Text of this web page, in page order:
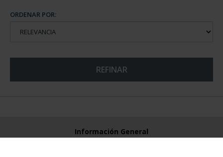
ORDENAR POR:
REFINAR
Información General